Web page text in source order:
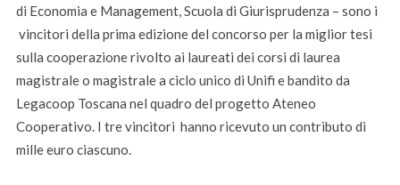
di Economia e Management, Scuola di Giurisprudenza – sono i
vincitori della prima edizione del concorso per la miglior tesi
sulla cooperazione rivolto ai laureati dei corsi di laurea
magistrale o magistrale a ciclo unico di Unifi e bandito da
Legacoop Toscana nel quadro del progetto Ateneo
Cooperativo. I tre vincitori hanno ricevuto un contributo di
mille euro ciascuno.